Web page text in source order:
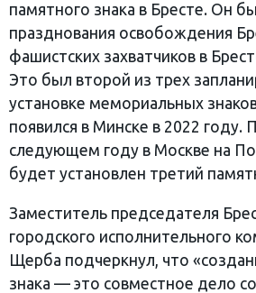
памятного знака в Бресте. Он
празднования освобождения
фашистских захватчиков в
Это был второй из трех
установке мемориальных
появился в Минске в 2022 году.
следующем году в Москве на
будет установлен третий
Заместитель председателя
городского исполнительного
Щерба подчеркнул, что
знака — это совместное дело